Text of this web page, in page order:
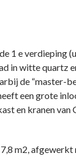
1 e verdieping
witte quartz
de “master-
een grote
en kranen
m2,